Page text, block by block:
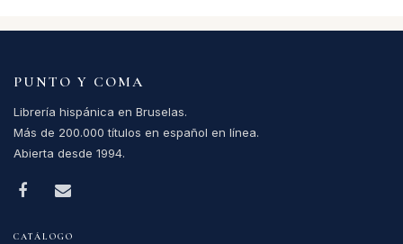
PUNTO Y COMA
Librería hispánica en Bruselas.
Más de 200.000 títulos en español en línea.
Abierta desde 1994.
CATÁLOGO